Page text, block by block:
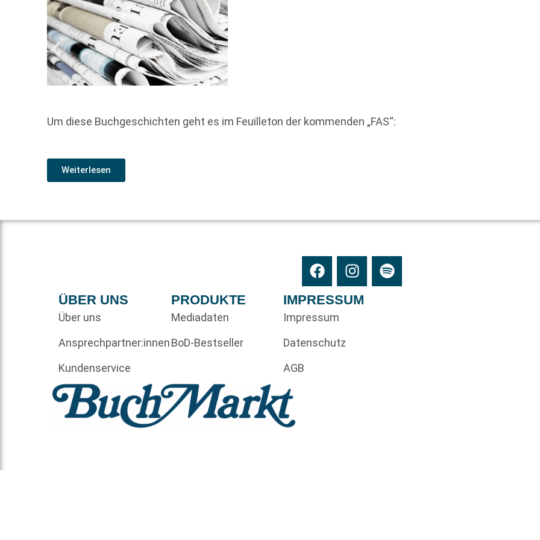
Um diese Buchgeschichten geht es im Feuilleton der kommenden „FAS“:
Weiterlesen
ÜBER UNS
Über uns
Ansprechpartner:innen
Kundenservice
PRODUKTE
Mediadaten
BoD-Bestseller
IMPRESSUM
Impressum
Datenschutz
AGB